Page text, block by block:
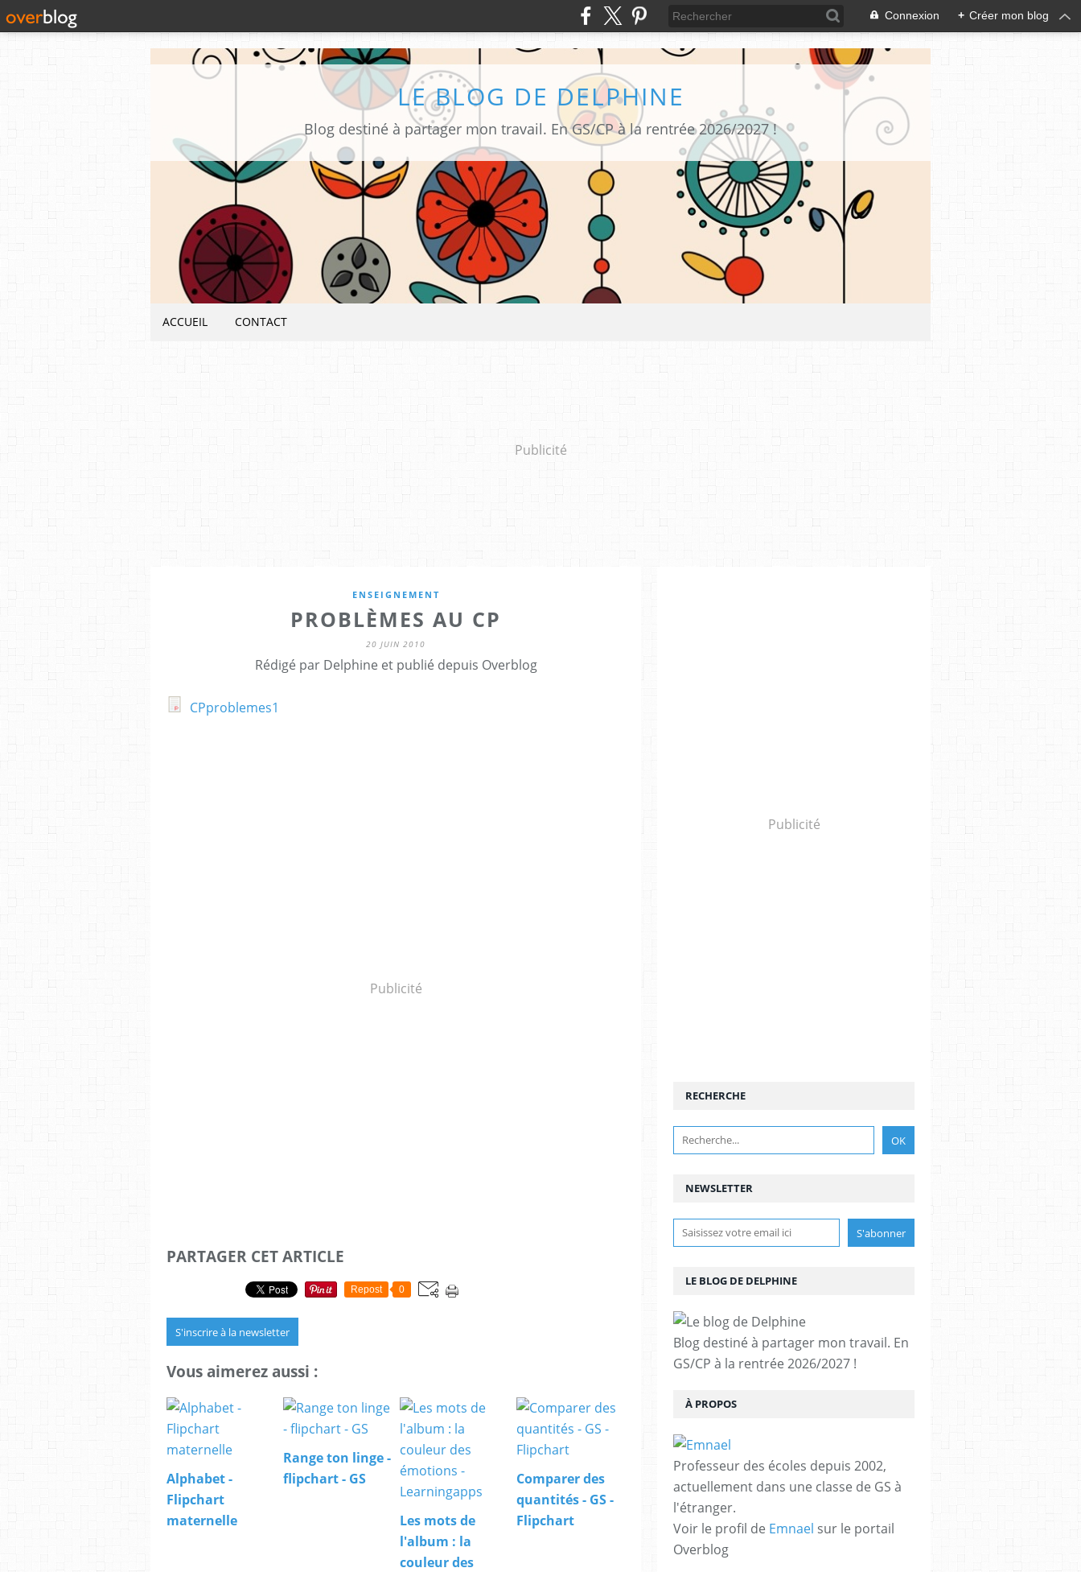
Connexion + Créer mon blog
LE BLOG DE DELPHINE
Blog destiné à partager mon travail. En GS/CP à la rentrée 2026/2027 !
ACCUEIL CONTACT
Publicité
ENSEIGNEMENT
PROBLÈMES AU CP
20 JUIN 2010
Rédigé par Delphine et publié depuis Overblog
CPproblemes1
Publicité
PARTAGER CET ARTICLE
Repost 0
S'inscrire à la newsletter
Vous aimerez aussi :
Alphabet -
Flipchart
maternelle
Range ton linge -
flipchart - GS
Les mots de
l'album : la
couleur des
Comparer des
quantités - GS -
Flipchart
Publicité
NEWSLETTER
RECHERCHE
LE BLOG DE DELPHINE
Blog destiné à partager mon travail. En
GS/CP à la rentrée 2026/2027 !
À PROPOS
Professeur des écoles depuis 2002,
actuellement dans une classe de GS à
l'étranger.
Voir le profil de Emnael sur le portail
Overblog